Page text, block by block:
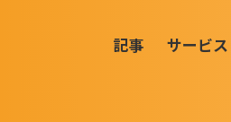
記事 サービス